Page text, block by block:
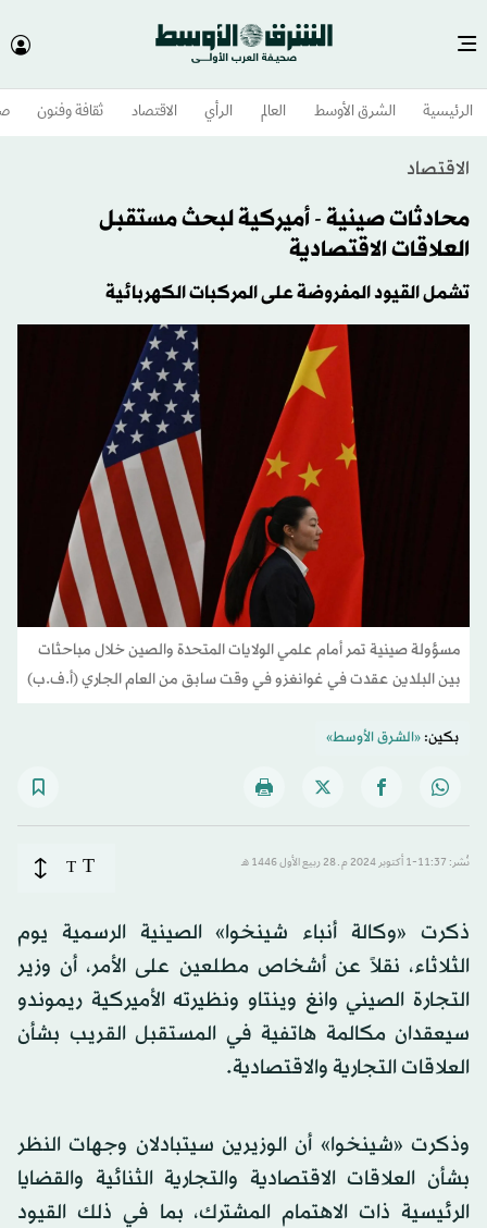
الرئيسية الشرق الأوسط​ العالم الرأي الاقتصاد ثقافة وفنون
الاقتصاد
محادثات صينية - أميركية لبحث مستقبل
العلاقات الاقتصادية
تشمل القيود المفروضة على المركبات الكهربائية
مسؤولة صينية تمر أمام علمي الولايات المتحدة والصين خلال مباحثات
بين البلدين عقدت في غوانغزو في وقت سابق من العام الجاري (أ.ف.ب)
بكين:«الشرق الأوسط»
نُشر: 11:37-1 أكتوبر 2024 م ـ 28 ربيع الأول 1446 هـ T
T
ذكرت «وكالة أنباء شينخوا» الصينية الرسمية يوم
الثلاثاء، نقلاً عن أشخاص مطلعين على الأمر، أن وزير
التجارة الصيني وانغ وينتاو ونظيرته الأميركية ريموندو
سيعقدان مكالمة هاتفية في المستقبل القريب بشأن
العلاقات التجارية والاقتصادية.
وذكرت «شينخوا» أن الوزيرين سيتبادلان وجهات النظر
بشأن العلاقات الاقتصادية والتجارية الثنائية والقضايا
الرئيسية ذات الاهتمام المشترك، بما في ذلك القيود